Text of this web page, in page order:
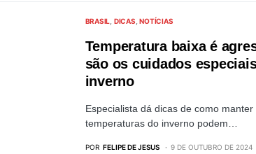
BRASIL DICAS NOTÍCIAS
Temperatura baixa é
são os cuidados
inverno
Especialista dá dicas de como
temperaturas do inverno podem…
POR FELIPE DE JESUS 9 DE OUTUBRO DE 2024